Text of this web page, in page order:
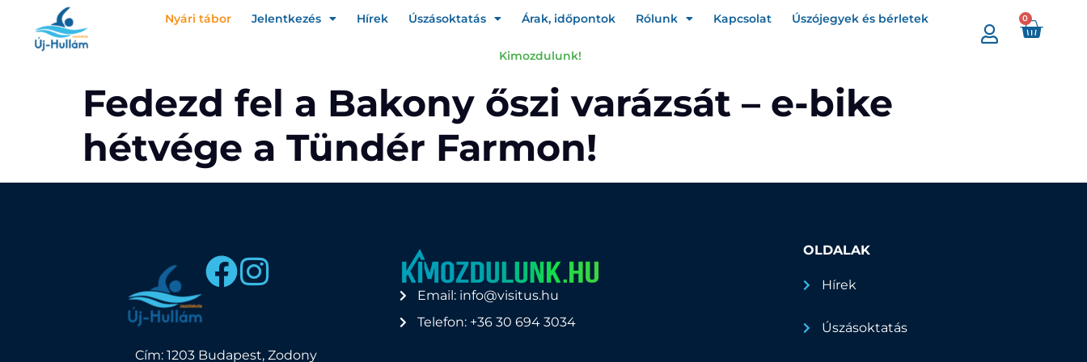
Nyári tábor Jelentkezés Hírek Úszásoktatás Árak, időpontok Rólunk Kapcsolat Úszójegyek és bérletek
Kimozdulunk!
0
Fedezd fel a Bakony őszi varázsát – e-bike
hétvége a Tündér Farmon!
Cím: 1203 Budapest, Zodony
Email: info@visitus.hu
Telefon: +36 30 694 3034
OLDALAK
Hírek
Úszásoktatás